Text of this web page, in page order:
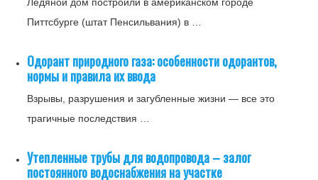
Питтсбурге (штат Пенсильвания) в …
Одорант природного газа: особенности одорантов,
нормы и правила их ввода
Взрывы, разрушения и загубленные жизни — все это
трагичные последствия …
Утепленные трубы для водопровода – залог
постоянного водоснабжения на участке